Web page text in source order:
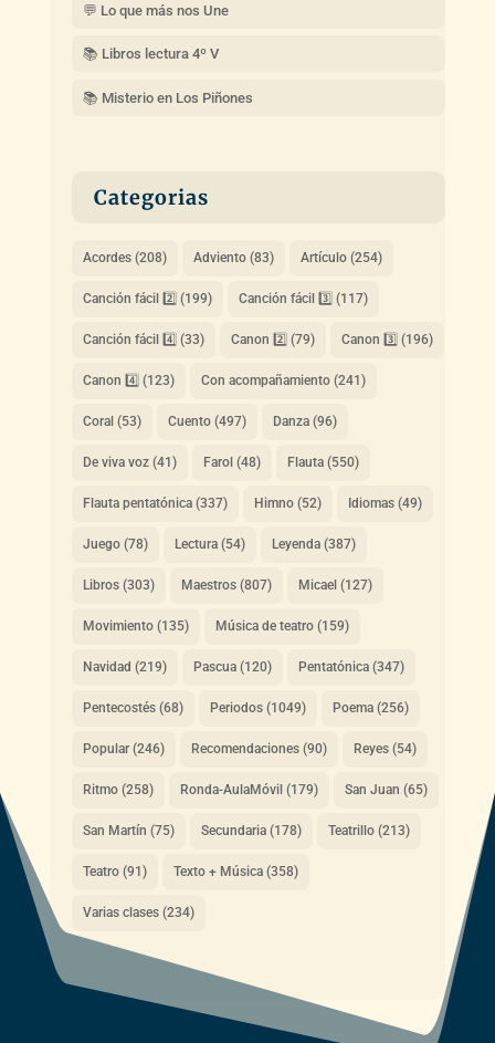
💬 Lo que más nos Une
📚 Libros lectura 4º V
📚 Misterio en Los Piñones
Categorias
Acordes(208) Adviento(83) Artículo(254)
Canción fácil 2️⃣ (199) Canción fácil 3️⃣ (117)
Canción fácil 4️⃣ (33) Canon 2️⃣ (79) Canon 3️⃣ (196)
Canon 4️⃣ (123) Con acompañamiento(241)
Coral(53) Cuento(497) Danza(96)
De viva voz(41) Farol(48) Flauta(550)
Flauta pentatónica(337) Himno(52) Idiomas(49)
Juego(78) Lectura(54) Leyenda(387)
Libros(303) Maestros(807) Micael(127)
Movimiento(135) Música de teatro(159)
Navidad (219) Pascua(120) Pentatónica(347)
Pentecostés(68) Periodos(1049) Poema(256)
Popular(246) Recomendaciones(90) Reyes(54)
Ritmo(258) Ronda-AulaMóvil(179) San Juan (65)
San Martín (75) Secundaria(178) Teatrillo(213)
Teatro(91) Texto + Música(358)
Varias clases(234)